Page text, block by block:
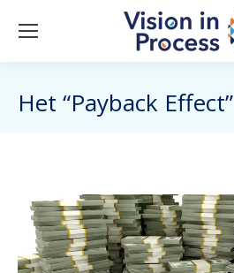
Het “Payback Effect”